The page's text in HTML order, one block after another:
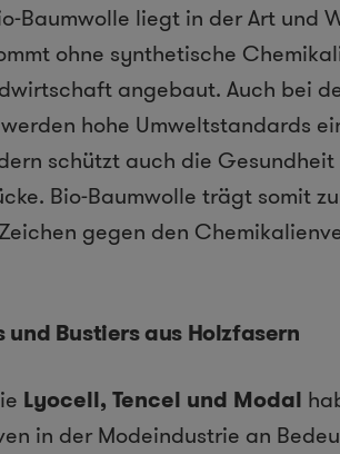
Baumwolle liegt in der Art und
ohne synthetische
angebaut. Auch bei
hohe Umweltstandards
schützt auch die
Bio-Baumwolle trägt somit
gegen den
und Bustiers aus Holzfasern
Lyocell, Tencel und Modal
in der Modeindustrie an